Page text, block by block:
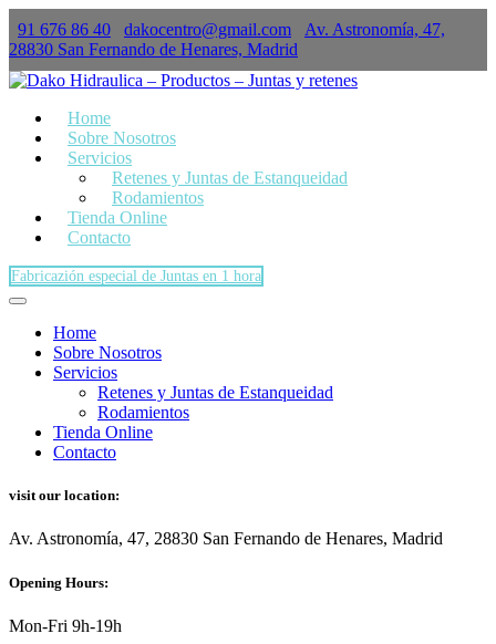
91 676 86 40 dakocentro@gmail.com
Av. Astronomía, 47,
28830 San Fernando de Henares, Madrid
Home
Sobre Nosotros
Servicios
Retenes y Juntas de Estanqueidad
Rodamientos
Tienda Online
Contacto
Fabricazión especial de Juntas en 1 hora
Home
Sobre Nosotros
Servicios
Retenes y Juntas de Estanqueidad
Rodamientos
Tienda Online
Contacto
visit our location:
Av. Astronomía, 47, 28830 San Fernando de Henares, Madrid
Opening Hours:
Mon-Fri 9h-19h